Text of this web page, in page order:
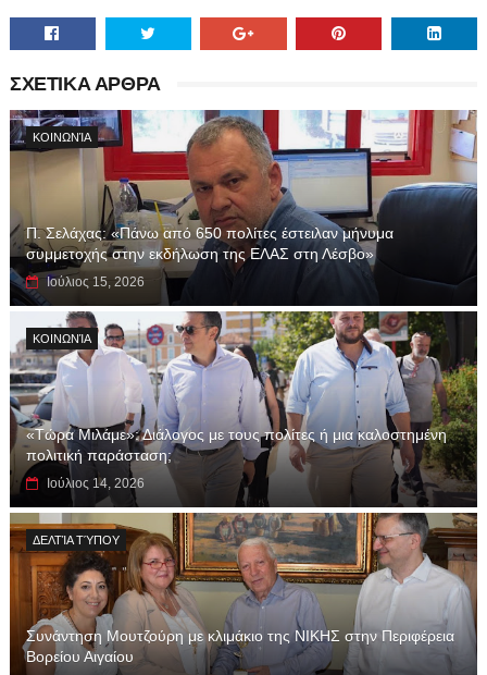
ΣΧΕΤΙΚΑ ΑΡΘΡΑ
ΚΟΙΝΩΝΊΑ
Π. Σελάχας: «Πάνω από 650 πολίτες έστειλαν μήνυμα
συμμετοχής στην εκδήλωση της ΕΛΑΣ στη Λέσβο»
Ιούλιος 15, 2026
ΚΟΙΝΩΝΊΑ
«Τώρα Μιλάμε»: Διάλογος με τους πολίτες ή μια καλοστημένη
πολιτική παράσταση;
Ιούλιος 14, 2026
ΔΕΛΤΊΑ ΤΎΠΟΥ
Συνάντηση Μουτζούρη με κλιμάκιο της ΝΙΚΗΣ στην Περιφέρεια
Βορείου Αιγαίου